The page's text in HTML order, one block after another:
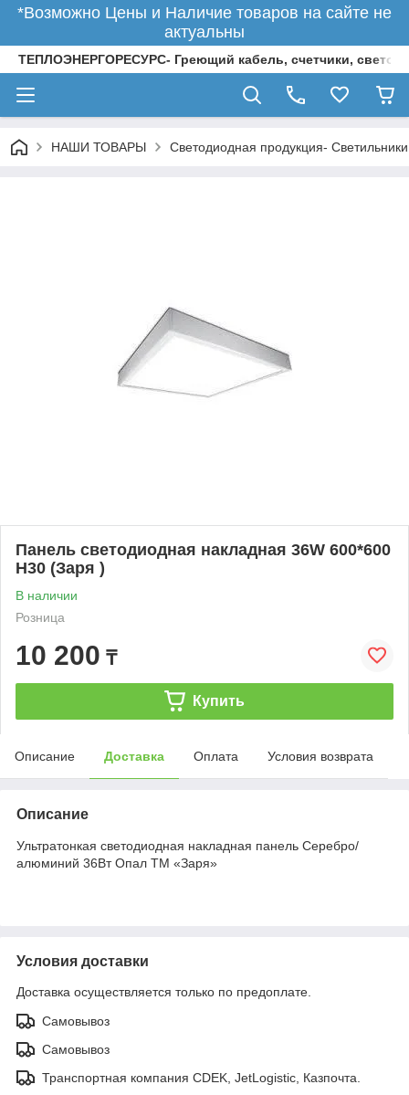
*Возможно Цены и Наличие товаров на сайте не
актуальны
ТЕПЛОЭНЕРГОРЕСУРС- Греющий кабель, счетчики,
НАШИ ТОВАРЫ Светодиодная продукция-
Панель светодиодная накладная 36W 600*600
H30 (Заря )
В наличии
Розница
10 200 ₸
Купить
Описание Доставка Оплата Условия возврата
Описание
Ультратонкая светодиодная накладная панель Серебро/
алюминий 36Вт Опал ТМ «Заря»
Условия доставки
Доставка осуществляется только по предоплате.
Самовывоз
Самовывоз
Транспортная компания CDEK, JetLogistic, Казпочта.